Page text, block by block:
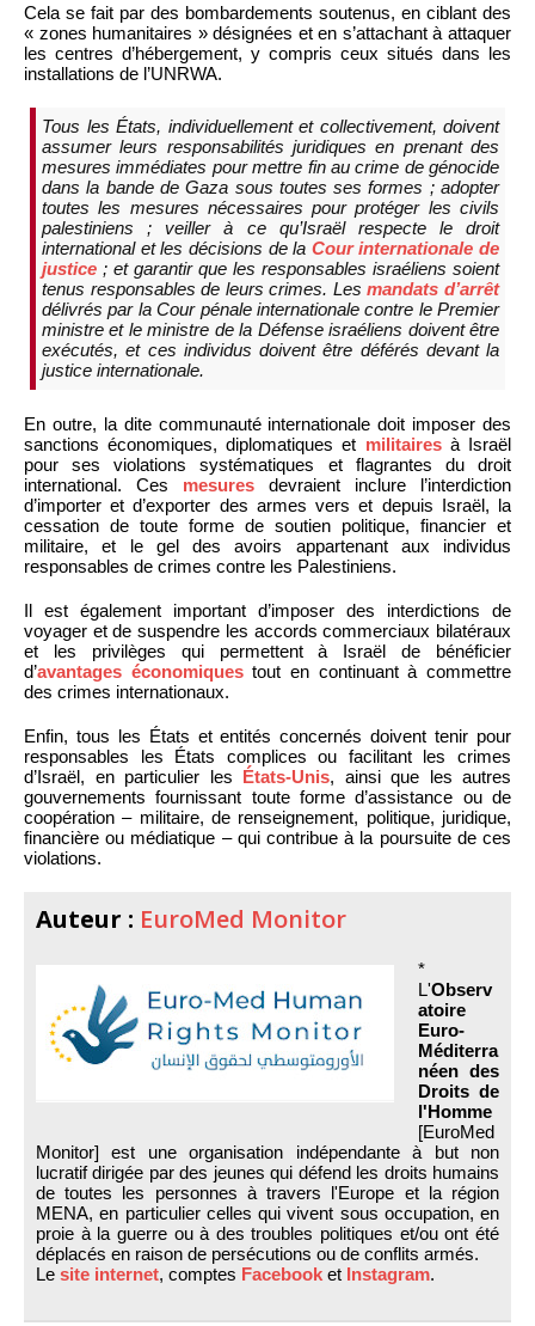
Cela se fait par des bombardements soutenus, en ciblant des
« zones humanitaires » désignées et en s’attachant à attaquer
les centres d’hébergement, y compris ceux situés dans les
installations de l’UNRWA.
Tous les États, individuellement et collectivement, doivent
assumer leurs responsabilités juridiques en prenant des
mesures immédiates pour mettre fin au crime de génocide
dans la bande de Gaza sous toutes ses formes ; adopter
toutes les mesures nécessaires pour protéger les civils
palestiniens ; veiller à ce qu’Israël respecte le droit
international et les décisions de la Cour internationale de
justice ; et garantir que les responsables israéliens soient
tenus responsables de leurs crimes. Lesmandats d’arrêt
délivrés par la Cour pénale internationale contre le Premier
ministre et le ministre de la Défense israéliens doivent être
exécutés, et ces individus doivent être déférés devant la
justice internationale.
En outre, la dite communauté internationale doit imposer des
sanctions économiques, diplomatiques et militairesà Israël
pour ses violations systématiques et flagrantes du droit
international. Ces mesures devraient inclure l’interdiction
d’importer et d’exporter des armes vers et depuis Israël, la
cessation de toute forme de soutien politique, financier et
militaire, et le gel des avoirs appartenant aux individus
responsables de crimes contre les Palestiniens.
Il est également important d’imposer des interdictions de
voyager et de suspendre les accords commerciaux bilatéraux
et les privilèges qui permettent à Israël de bénéficier
d’avantages économiquestout en continuant à commettre
des crimes internationaux.
Enfin, tous les États et entités concernés doivent tenir pour
responsables les États complices ou facilitant les crimes
d’Israël, en particulier les États-Unis, ainsi que les autres
gouvernements fournissant toute forme d’assistance ou de
coopération – militaire, de renseignement, politique, juridique,
financière ou médiatique – qui contribue à la poursuite de ces
violations.
Auteur : EuroMed Monitor
*
L'Observ
atoire
Euro-
Méditerra
néen des
Droits de
l'Homme
[EuroMed
Monitor] est une organisation indépendante à but non
lucratif dirigée par des jeunes qui défend les droits humains
de toutes les personnes à travers l'Europe et la région
MENA, en particulier celles qui vivent sous occupation, en
proie à la guerre ou à des troubles politiques et/ou ont été
déplacés en raison de persécutions ou de conflits armés.
Le site internet, comptes Facebook et Instagram.